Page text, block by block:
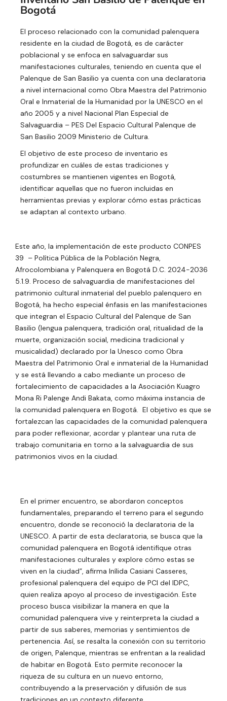
Bogotá
El proceso relacionado con la comunidad palenquera
residente en la ciudad de Bogotá, es de carácter
poblacional y se enfoca en salvaguardar sus
manifestaciones culturales, teniendo en cuenta que el
Palenque de San Basilio ya cuenta con una declaratoria
a nivel internacional como Obra Maestra del Patrimonio
Oral e Inmaterial de la Humanidad por la UNESCO en el
año 2005 y a nivel Nacional Plan Especial de
Salvaguardia – PES Del Espacio Cultural Palenque de
San Basilio 2009 Ministerio de Cultura.
El objetivo de este proceso de inventario es
profundizar en cuáles de estas tradiciones y
costumbres se mantienen vigentes en Bogotá,
identificar aquellas que no fueron incluidas en
herramientas previas y explorar cómo estas prácticas
se adaptan al contexto urbano.
Este año, la implementación de este producto CONPES
39 – Política Pública de la Población Negra,
Afrocolombiana y Palenquera en Bogotá D.C. 2024-2036
5.1.9. Proceso de salvaguardia de manifestaciones del
patrimonio cultural inmaterial del pueblo palenquero en
Bogotá, ha hecho especial énfasis en las manifestaciones
que integran el Espacio Cultural del Palenque de San
Basilio (lengua palenquera, tradición oral, ritualidad de la
muerte, organización social, medicina tradicional y
musicalidad) declarado por la Unesco como Obra
Maestra del Patrimonio Oral e inmaterial de la Humanidad
y se está llevando a cabo mediante un proceso de
fortalecimiento de capacidades a la Asociación Kuagro
Mona Ri Palenge Andi Bakata, como máxima instancia de
la comunidad palenquera en Bogotá. El objetivo es que se
fortalezcan las capacidades de la comunidad palenquera
para poder reflexionar, acordar y plantear una ruta de
trabajo comunitaria en torno a la salvaguardia de sus
patrimonios vivos en la ciudad.
En el primer encuentro, se abordaron conceptos
fundamentales, preparando el terreno para el segundo
encuentro, donde se reconoció la declaratoria de la
UNESCO. A partir de esta declaratoria, se busca que la
comunidad palenquera en Bogotá identifique otras
manifestaciones culturales y explore cómo estas se
viven en la ciudad”, afirma Inílida Casiani Casseres,
profesional palenquera del equipo de PCI del IDPC,
quien realiza apoyo al proceso de investigación. Este
proceso busca visibilizar la manera en que la
comunidad palenquera vive y reinterpreta la ciudad a
partir de sus saberes, memorias y sentimientos de
pertenencia. Así, se resalta la conexión con su territorio
de origen, Palenque, mientras se enfrentan a la realidad
de habitar en Bogotá. Esto permite reconocer la
riqueza de su cultura en un nuevo entorno,
contribuyendo a la preservación y difusión de sus